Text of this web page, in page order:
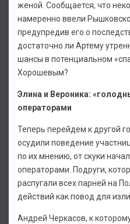
женой. Сообщается, что
намеренно ввели
предупредив его о
достаточно ли Артему
шансы в потенциальном
Хорошевым?
Элина и Вероника:
операторами
Теперь перейдем к другой
осудили поведение
по их мнению, от скуки
операторами. Подруги,
распугали всех парней на
действий как повод для
Андрей Черкасов, к